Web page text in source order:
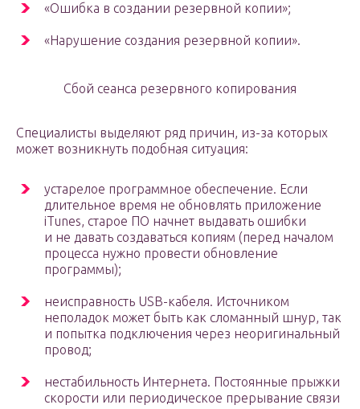
«Ошибка в создании резервной копии»;
«Нарушение создания резервной копии».
Сбой сеанса резервного копирования
Специалисты выделяют ряд причин, из-за которых
может возникнуть подобная ситуация:
устарелое программное обеспечение. Если
длительное время не обновлять приложение
iTunes, старое ПО начнет выдавать ошибки
и не давать создаваться копиям (перед началом
процесса нужно провести обновление
программы);
неисправность USB-кабеля. Источником
неполадок может быть как сломанный шнур, так
и попытка подключения через неоригинальный
провод;
нестабильность Интернета. Постоянные прыжки
скорости или периодическое прерывание связи